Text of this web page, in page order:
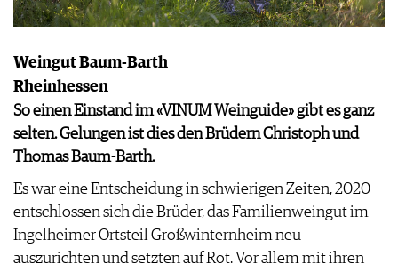
Weingut Baum-Barth
Rheinhessen
So einen Einstand im «VINUM Weinguide» gibt es ganz
selten. Gelungen ist dies den Brüdern Christoph und
Thomas Baum-Barth.
Es war eine Entscheidung in schwierigen Zeiten, 2020
entschlossen sich die Brüder, das Familienweingut im
Ingelheimer Ortsteil Großwinternheim neu
auszurichten und setzten auf Rot. Vor allem mit ihren